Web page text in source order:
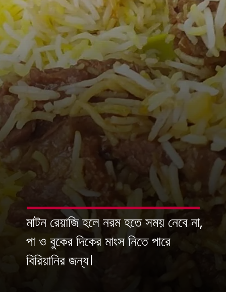
মাটন রেয়াজি হলে নরম হতে সময় নেবে না,
পা ও বুকের দিকের মাংস নিতে পারে